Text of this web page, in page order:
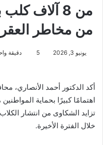
من 8 آلاف
من مخاطر العقر
يونيو 3, 2026 5 دقيقة
أكد الدكتور أحمد الأنصاري،
اهتمامًا كبيرًا بحماية
تزايد الشكاوى من انتشار
خلال الفترة الأخيرة.